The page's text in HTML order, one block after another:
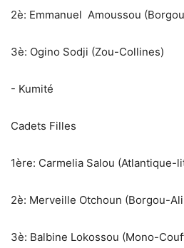
‎2è: Emmanuel Amoussou
‎3è: Ogino Sodji (Zou-Collines)
‎- Kumité
Cadets Filles
‎1ère: Carmelia Salou (Atlantique-
‎2è: Merveille Otchoun (Borgou-
‎3è: Balbine Lokossou (Mono-